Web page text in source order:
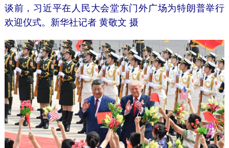
谈前，习近平在人民大会堂东门外广场为特朗普举行
欢迎仪式。新华社记者 黄敬文 摄